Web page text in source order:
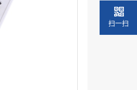
扫一扫